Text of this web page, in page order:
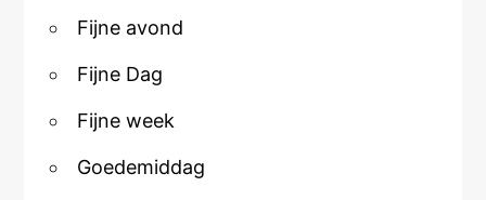
Fijne avond
Fijne Dag
Fijne week
Goedemiddag